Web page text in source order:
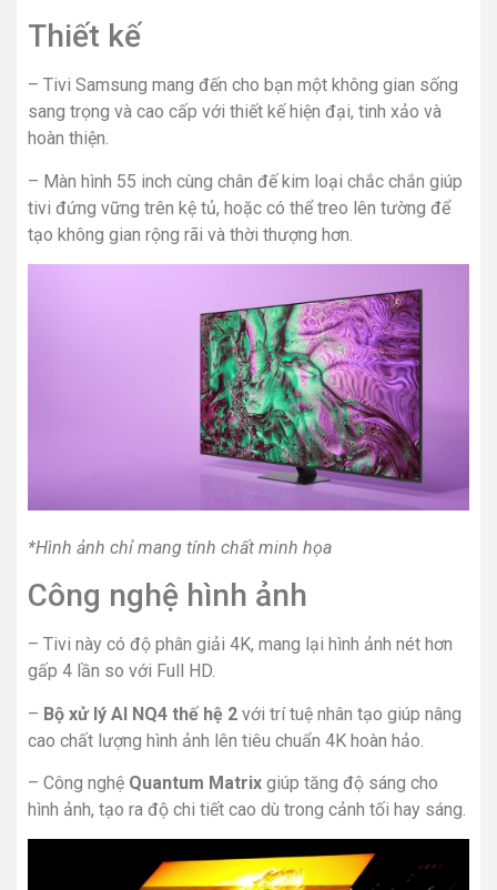
Thiết kế
– Tivi Samsung mang đến cho bạn một không gian sống
sang trọng và cao cấp với thiết kế hiện đại, tinh xảo và
hoàn thiện.
– Màn hình 55 inch cùng chân đế kim loại chắc chắn giúp
tivi đứng vững trên kệ tủ, hoặc có thể treo lên tường để
tạo không gian rộng rãi và thời thượng hơn.
*Hình ảnh chỉ mang tính chất minh họa
Công nghệ hình ảnh
– Tivi này có độ phân giải 4K, mang lại hình ảnh nét hơn
gấp 4 lần so với Full HD.
– Bộ xử lý AI NQ4 thế hệ 2 với trí tuệ nhân tạo giúp nâng
cao chất lượng hình ảnh lên tiêu chuẩn 4K hoàn hảo.
– Công nghệ Quantum Matrix giúp tăng độ sáng cho
hình ảnh, tạo ra độ chi tiết cao dù trong cảnh tối hay sáng.